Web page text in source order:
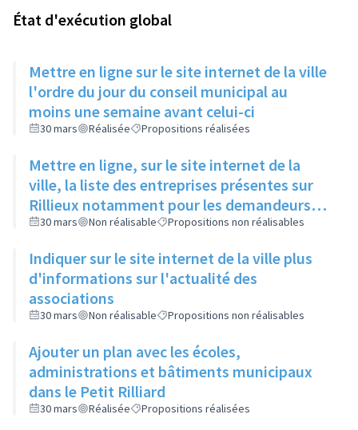
État d'exécution global
Mettre en ligne sur le site internet de la ville
l'ordre du jour du conseil municipal au
moins une semaine avant celui-ci
30 mars Réalisée Propositions réalisées
Mettre en ligne, sur le site internet de la
ville, la liste des entreprises présentes sur
Rillieux notamment pour les demandeurs
d'emploi
30 mars Non réalisable Propositions non réalisables
Indiquer sur le site internet de la ville plus
d'informations sur l'actualité des
associations
30 mars Non réalisable Propositions non réalisables
Ajouter un plan avec les écoles,
administrations et bâtiments municipaux
dans le Petit Rilliard
30 mars Réalisée Propositions réalisées